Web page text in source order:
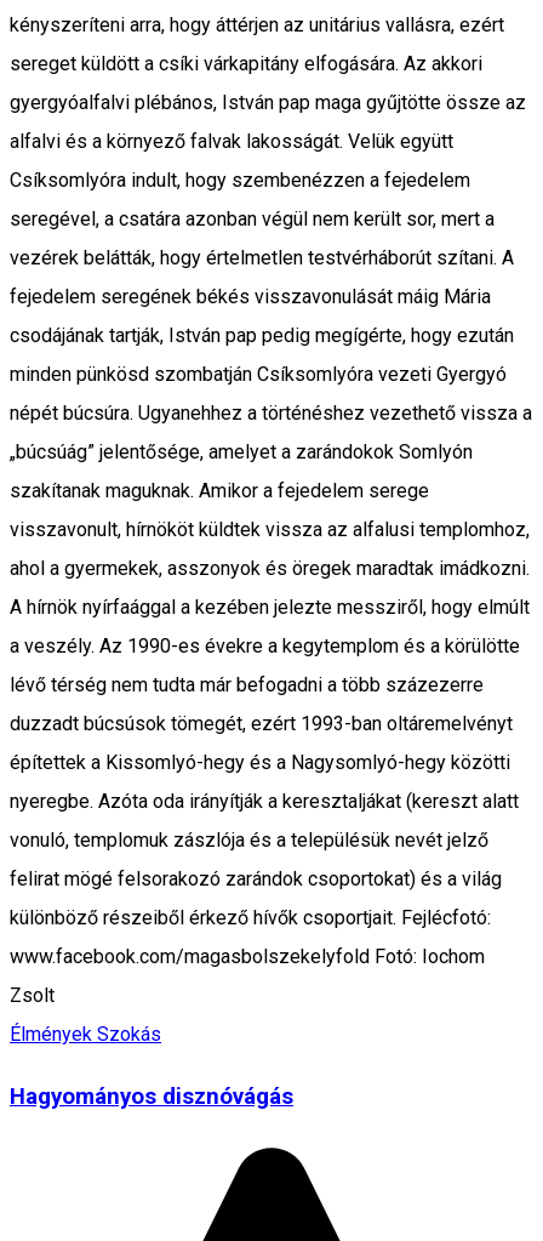
kényszeríteni arra, hogy áttérjen az unitárius vallásra, ezért
sereget küldött a csíki várkapitány elfogására. Az akkori
gyergyóalfalvi plébános, István pap maga gyűjtötte össze az
alfalvi és a környező falvak lakosságát. Velük együtt
Csíksomlyóra indult, hogy szembenézzen a fejedelem
seregével, a csatára azonban végül nem került sor, mert a
vezérek belátták, hogy értelmetlen testvérháborút szítani. A
fejedelem seregének békés visszavonulását máig Mária
csodájának tartják, István pap pedig megígérte, hogy ezután
minden pünkösd szombatján Csíksomlyóra vezeti Gyergyó
népét búcsúra. Ugyanehhez a történéshez vezethető vissza a
„búcsúág” jelentősége, amelyet a zarándokok Somlyón
szakítanak maguknak. Amikor a fejedelem serege
visszavonult, hírnököt küldtek vissza az alfalusi templomhoz,
ahol a gyermekek, asszonyok és öregek maradtak imádkozni.
A hírnök nyírfaággal a kezében jelezte messziről, hogy elmúlt
a veszély. Az 1990-es évekre a kegytemplom és a körülötte
lévő térség nem tudta már befogadni a több százezerre
duzzadt búcsúsok tömegét, ezért 1993-ban oltáremelvényt
építettek a Kissomlyó-hegy és a Nagysomlyó-hegy közötti
nyeregbe. Azóta oda irányítják a keresztaljákat (kereszt alatt
vonuló, templomuk zászlója és a településük nevét jelző
felirat mögé felsorakozó zarándok csoportokat) és a világ
különböző részeiből érkező hívők csoportjait. Fejlécfotó:
www.facebook.com/magasbolszekelyfold Fotó: Iochom
Zsolt
Élmények Szokás
Hagyományos disznóvágás